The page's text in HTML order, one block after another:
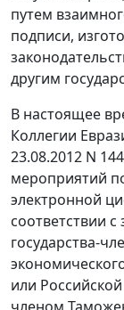
путем
подписи,
другим
В настоящее
Коллегии
23.08.2012 N
мероприятий
электронной
соответствии
государства-
или